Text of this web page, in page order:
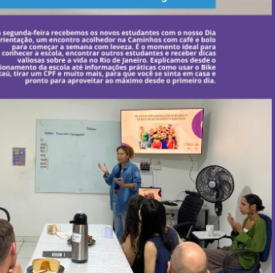
Quando acontece?
Toda segunda-feira.
Saiba Mais